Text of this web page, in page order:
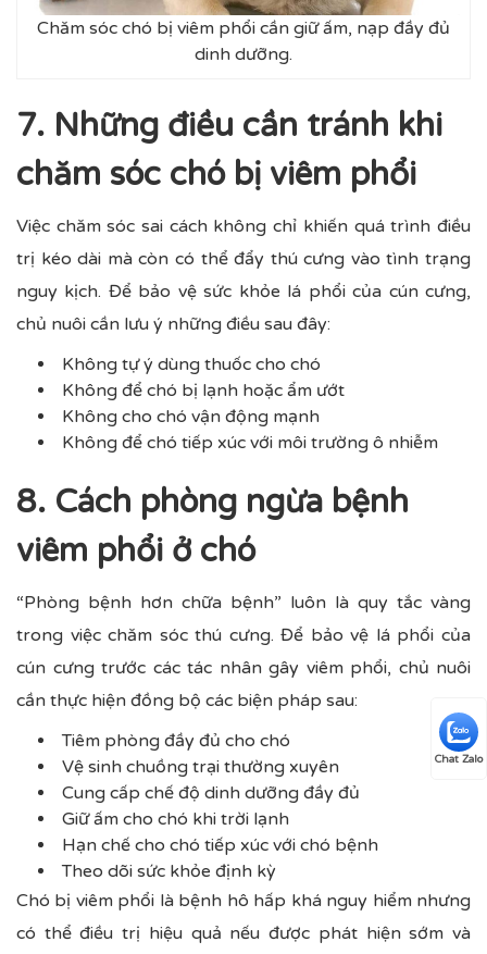
Chăm sóc chó bị viêm phổi cần giữ ấm, nạp đầy đủ
dinh dưỡng.
7. Những điều cần tránh khi
chăm sóc chó bị viêm phổi
Việc chăm sóc sai cách không chỉ khiến quá trình điều
trị kéo dài mà còn có thể đẩy thú cưng vào tình trạng
nguy kịch. Để bảo vệ sức khỏe lá phổi của cún cưng,
chủ nuôi cần lưu ý những điều sau đây:
Không tự ý dùng thuốc cho chó
Không để chó bị lạnh hoặc ẩm ướt
Không cho chó vận động mạnh
Không để chó tiếp xúc với môi trường ô nhiễm
8. Cách phòng ngừa bệnh
viêm phổi ở chó
“Phòng bệnh hơn chữa bệnh” luôn là quy tắc vàng
trong việc chăm sóc thú cưng. Để bảo vệ lá phổi của
cún cưng trước các tác nhân gây viêm phổi, chủ nuôi
cần thực hiện đồng bộ các biện pháp sau:
Tiêm phòng đầy đủ cho chó
Vệ sinh chuồng trại thường xuyên
Cung cấp chế độ dinh dưỡng đầy đủ
Giữ ấm cho chó khi trời lạnh
Hạn chế cho chó tiếp xúc với chó bệnh
Theo dõi sức khỏe định kỳ
Chó bị viêm phổi là bệnh hô hấp khá nguy hiểm nhưng
có thể điều trị hiệu quả nếu được phát hiện sớm và
Chat Zalo